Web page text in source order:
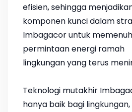
efisien, sehingga
komponen kunci dalam
Imbagacor untuk
permintaan energi ramah
lingkungan yang terus
Teknologi mutakhir
hanya baik bagi